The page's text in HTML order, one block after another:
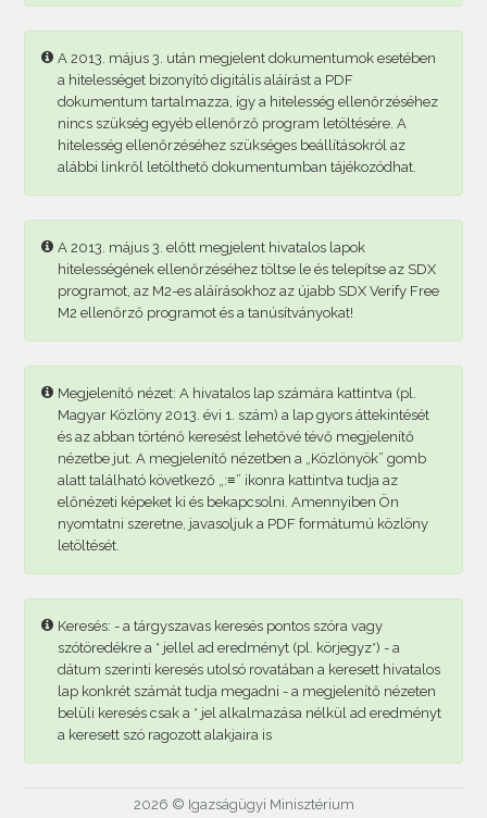
A 2013. május 3. után megjelent dokumentumok esetében
a hitelességet bizonyító digitális aláírást a PDF
dokumentum tartalmazza, így a hitelesség ellenőrzéséhez
nincs szükség egyéb ellenőrző program letöltésére. A
hitelesség ellenőrzéséhez szükséges beállításokról az
alábbi linkről letölthető dokumentumban tájékozódhat.
A 2013. május 3. előtt megjelent hivatalos lapok
hitelességének ellenőrzéséhez töltse le és telepítse az SDX
programot, az M2-es aláírásokhoz az újabb SDX Verify Free
M2 ellenőrző programot és a tanúsítványokat!
Megjelenítő nézet: A hivatalos lap számára kattintva (pl.
Magyar Közlöny 2013. évi 1. szám) a lap gyors áttekintését
és az abban történő keresést lehetővé tévő megjelenítő
nézetbe jut. A megjelenítő nézetben a „Közlönyök” gomb
alatt található következő „:≡” ikonra kattintva tudja az
előnézeti képeket ki és bekapcsolni. Amennyiben Ön
nyomtatni szeretne, javasoljuk a PDF formátumú közlöny
letöltését.
Keresés: - a tárgyszavas keresés pontos szóra vagy
szótöredékre a * jellel ad eredményt (pl. körjegyz*) - a
dátum szerinti keresés utolsó rovatában a keresett hivatalos
lap konkrét számát tudja megadni - a megjelenítő nézeten
belüli keresés csak a * jel alkalmazása nélkül ad eredményt
a keresett szó ragozott alakjaira is
2026 © Igazságügyi Minisztérium